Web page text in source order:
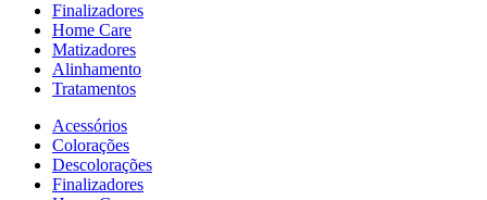
Finalizadores
Home Care
Matizadores
Alinhamento
Tratamentos
Acessórios
Colorações
Descolorações
Finalizadores